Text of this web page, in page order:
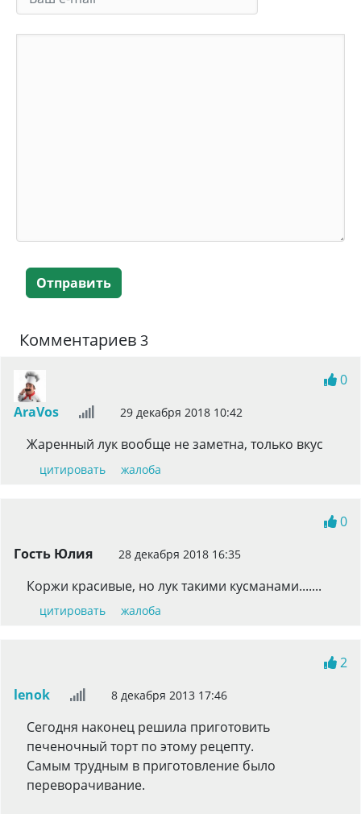
Отправить
Комментариев 3
0
AraVos
29 декабря 2018 10:42
Жаренный лук вообще не заметна, только вкус
цитировать жалоба
0
Гость Юлия
28 декабря 2018 16:35
Коржи красивые, но лук такими кусманами.......
цитировать жалоба
2
lenok
8 декабря 2013 17:46
Сегодня наконец решила приготовить
печеночный торт по этому рецепту.
Самым трудным в приготовление было
переворачивание.